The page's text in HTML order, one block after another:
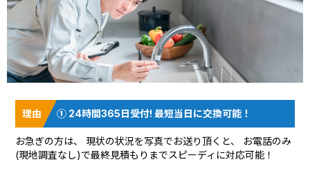
① 24時間365日受付! 最短当日に交換可能！
お急ぎの方は、 現状の状況を写真でお送り頂く と、 お電話のみ
(現地調査なし)で最終見積もりまでスピーディに対応可能！